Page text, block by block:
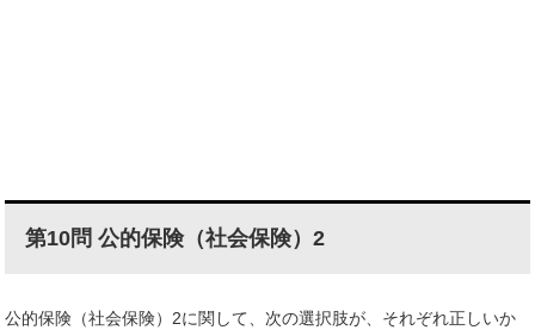
第10問 公的保険（社会保険）2
公的保険（社会保険）2に関して、次の選択肢が、それぞれ正しいか